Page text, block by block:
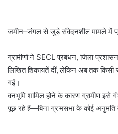
जमीन–जंगल से जुड़े संवेदनशील मामले में
ग्रामीणों ने SECL प्रबंधन, जिला
लिखित शिकायतें दीं, लेकिन अब तक किसी
गई।
वनभूमि शामिल होने के कारण ग्रामीण इसे
पूछ रहे हैं—बिना ग्रामसभा के कोई